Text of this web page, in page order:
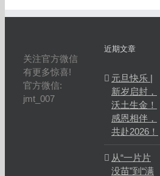
关注官方微信
有更多惊喜!
官方微信:
jmt_007
近期文章
元旦快乐 |
新岁启封，
沃土生金！
感恩相伴，
共赴2026！
从“一片片
没苗”到“满